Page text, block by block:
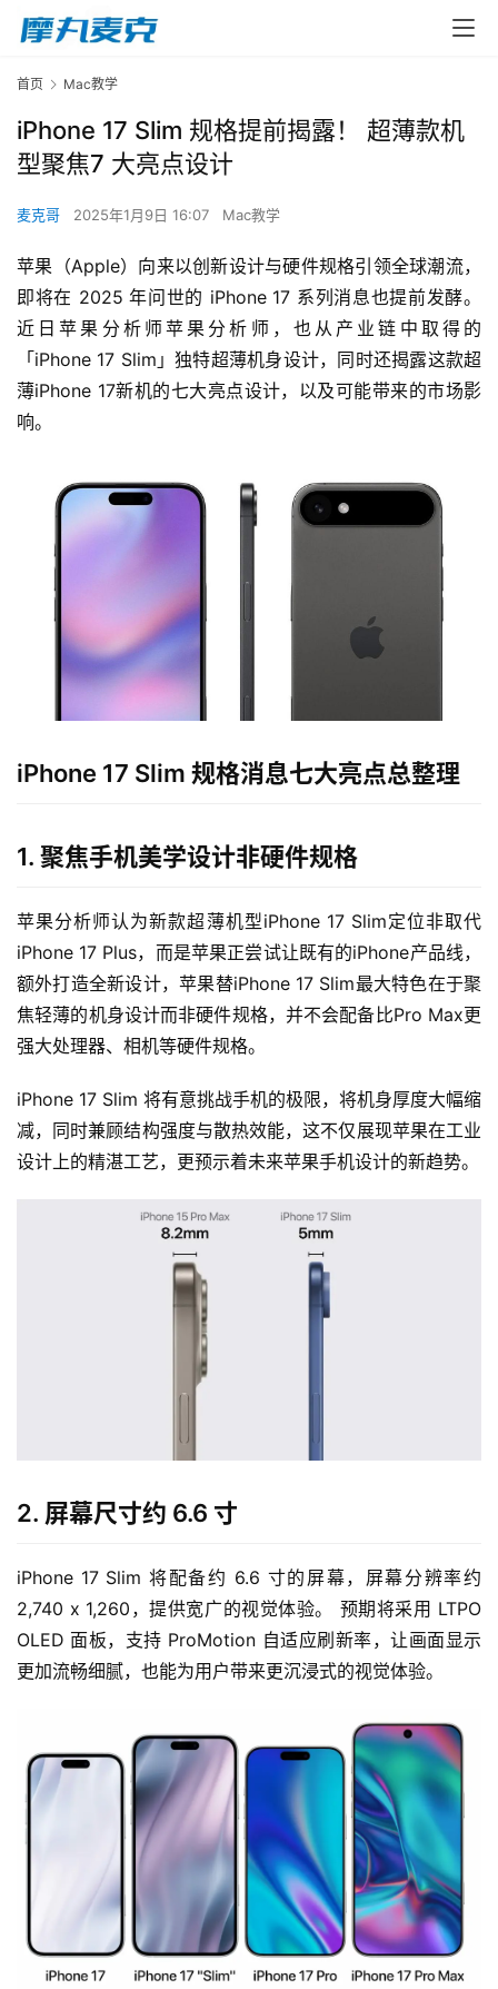
首页 Mac教学
iPhone 17 Slim 规格提前揭露！ 超薄款机
型聚焦7 大亮点设计
麦克哥 2025年1月9日 16:07 Mac教学
苹果（Apple）向来以创新设计与硬件规格引领全球潮流，
即将在 2025 年问世的 iPhone 17 系列消息也提前发酵。
近日苹果分析师苹果分析师，也从产业链中取得的
「iPhone 17 Slim」独特超薄机身设计，同时还揭露这款超
薄iPhone 17新机的七大亮点设计，以及可能带来的市场影
响。
iPhone 17 Slim 规格消息七大亮点总整理
1. 聚焦手机美学设计非硬件规格
苹果分析师认为新款超薄机型iPhone 17 Slim定位非取代
iPhone 17 Plus，而是苹果正尝试让既有的iPhone产品线，
额外打造全新设计，苹果替iPhone 17 Slim最大特色在于聚
焦轻薄的机身设计而非硬件规格，并不会配备比Pro Max更
强大处理器、相机等硬件规格。
iPhone 17 Slim 将有意挑战手机的极限，将机身厚度大幅缩
减，同时兼顾结构强度与散热效能，这不仅展现苹果在工业
设计上的精湛工艺，更预示着未来苹果手机设计的新趋势。
2. 屏幕尺寸约 6.6 寸
iPhone 17 Slim 将配备约 6.6 寸的屏幕，屏幕分辨率约
2,740 x 1,260，提供宽广的视觉体验。 预期将采用 LTPO
OLED 面板，支持 ProMotion 自适应刷新率，让画面显示
更加流畅细腻，也能为用户带来更沉浸式的视觉体验。